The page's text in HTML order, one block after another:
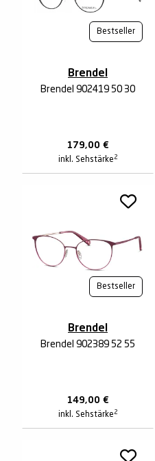
Bestseller
Brendel
Brendel 902419 50 30
179,00 €
inkl. Sehstärke 2
Bestseller
Brendel
Brendel 902389 52 55
149,00 €
inkl. Sehstärke 2